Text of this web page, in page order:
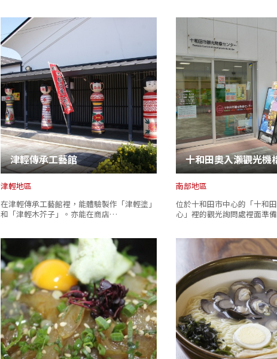
津輕傳承工藝館
津輕地區
在津輕傳承工藝館裡，能體驗製作「津輕塗」
和「津輕木芥子」。亦能在商店…
南部地區
位於十和田市中心的「十和
心」裡的觀光詢問處裡面準